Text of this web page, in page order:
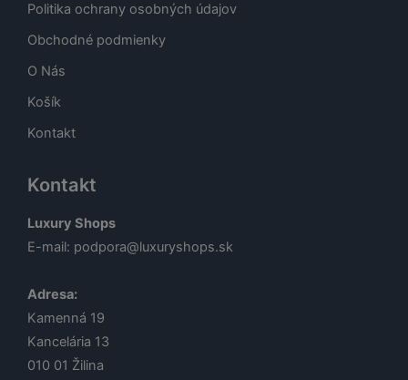
Politika ochrany osobných údajov
Obchodné podmienky
O Nás
Košík
Kontakt
Kontakt
Luxury Shops
E-mail: podpora@luxuryshops.sk
Adresa:
Kamenná 19
Kancelária 13
010 01 Žilina